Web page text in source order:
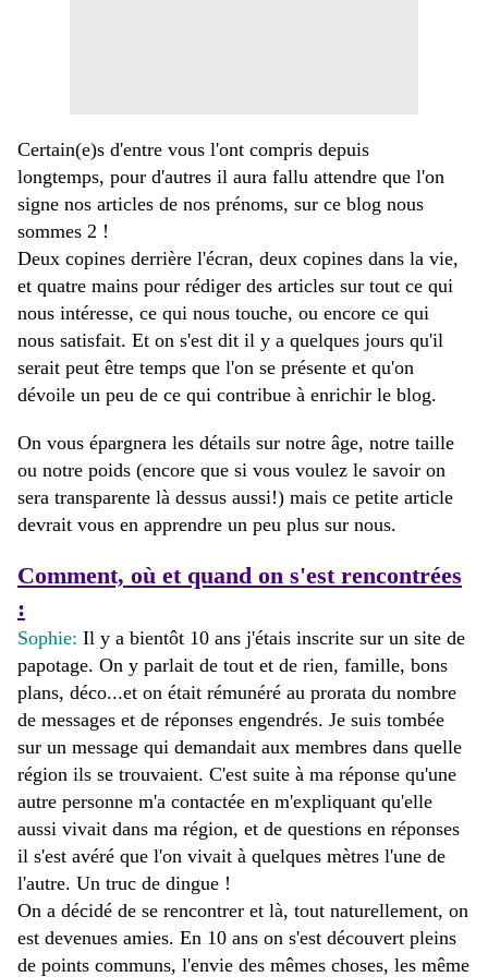
Certain(e)s d'entre vous l'ont compris depuis
longtemps, pour d'autres il aura fallu attendre que l'on
signe nos articles de nos prénoms, sur ce blog nous
sommes 2 !
Deux copines derrière l'écran, deux copines dans la vie,
et quatre mains pour rédiger des articles sur tout ce qui
nous intéresse, ce qui nous touche, ou encore ce qui
nous satisfait. Et on s'est dit il y a quelques jours qu'il
serait peut être temps que l'on se présente et qu'on
dévoile un peu de ce qui contribue à enrichir le blog.
On vous épargnera les détails sur notre âge, notre taille
ou notre poids (encore que si vous voulez le savoir on
sera transparente là dessus aussi!) mais ce petite article
devrait vous en apprendre un peu plus sur nous.
Comment, où et quand on s'est rencontrées
:
Sophie: Il y a bientôt 10 ans j'étais inscrite sur un site de
papotage. On y parlait de tout et de rien, famille, bons
plans, déco...et on était rémunéré au prorata du nombre
de messages et de réponses engendrés. Je suis tombée
sur un message qui demandait aux membres dans quelle
région ils se trouvaient. C'est suite à ma réponse qu'une
autre personne m'a contactée en m'expliquant qu'elle
aussi vivait dans ma région, et de questions en réponses
il s'est avéré que l'on vivait à quelques mètres l'une de
l'autre. Un truc de dingue !
On a décidé de se rencontrer et là, tout naturellement, on
est devenues amies. En 10 ans on s'est découvert pleins
de points communs, l'envie des mêmes choses, les même